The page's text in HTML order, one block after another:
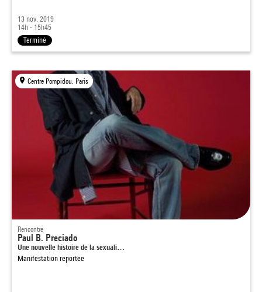
13 nov. 2019
14h - 15h45
Terminé
Centre Pompidou, Paris
Rencontre
Paul B. Preciado
Une nouvelle histoire de la sexuali…
Manifestation reportée